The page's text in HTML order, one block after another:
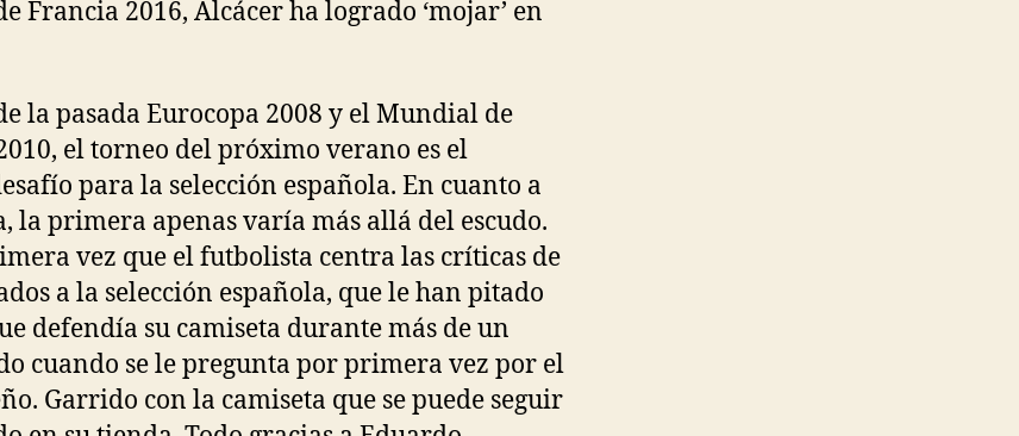
Francia 2016, Alcácer ha logrado ‘mojar’ en
la pasada Eurocopa 2008 y el Mundial de
el torneo del próximo verano es el
para la selección española. En cuanto a
la primera apenas varía más allá del escudo.
vez que el futbolista centra las críticas de
a la selección española, que le han pitado
defendía su camiseta durante más de un
cuando se le pregunta por primera vez por el
Garrido con la camiseta que se puede seguir